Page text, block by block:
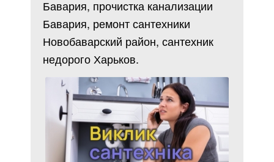
Бавария, прочистка канализации
Бавария, ремонт сантехники
Новобаварский район, сантехник
недорого Харьков.